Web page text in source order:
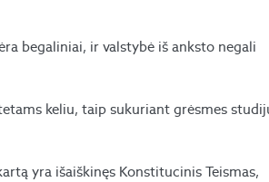
begaliniai, ir valstybė iš anksto negali
keliu, taip sukuriant grėsmes
yra išaiškinęs Konstitucinis Teismas,